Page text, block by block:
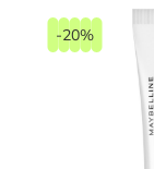
-20%